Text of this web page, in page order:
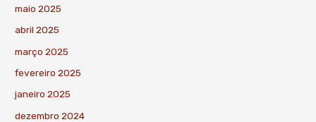
maio 2025
abril 2025
março 2025
fevereiro 2025
janeiro 2025
dezembro 2024